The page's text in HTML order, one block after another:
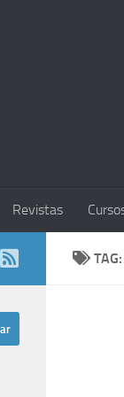
Revistas
TAG: